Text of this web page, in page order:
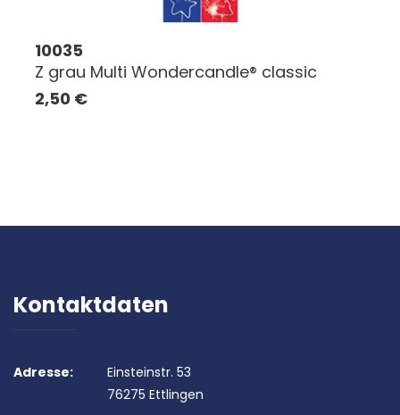
10035
Z grau Multi Wondercandle® classic
2,50 €
Kontaktdaten
Adresse:
Einsteinstr. 53
76275 Ettlingen